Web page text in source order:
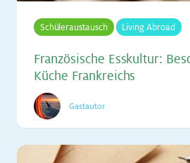
Schüleraustausch Living Abroad
Fran­zö­si­sche Ess­kul­tur:
Kü­che Frank­reichs
Gastautor